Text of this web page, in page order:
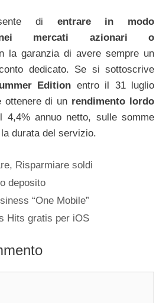
di entrare in modo
nei mercati azionari o
la garanzia di avere sempre un
dedicato. Se si sottoscrive
Edition entro il 31 luglio
ottenere di un rendimento lordo
4,4% annuo netto, sulle somme
durata del servizio.
, Risparmiare soldi
deposito
“One Mobile”
Hits gratis per iOS